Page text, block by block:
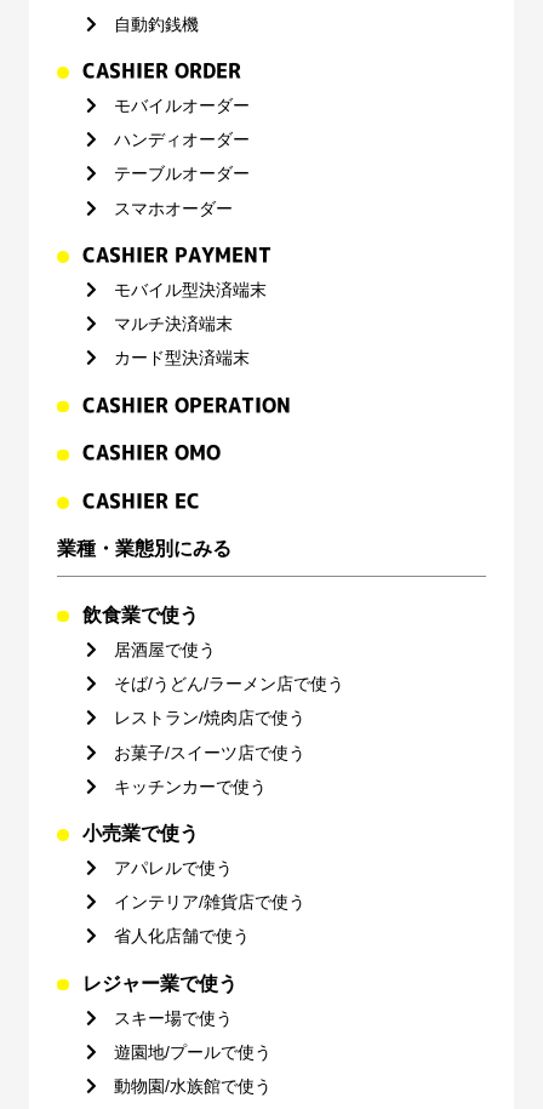
自動釣銭機
CASHIER ORDER
モバイルオーダー
ハンディオーダー
テーブルオーダー
スマホオーダー
CASHIER PAYMENT
モバイル型決済端末
マルチ決済端末
カード型決済端末
CASHIER OPERATION
CASHIER OMO
CASHIER EC
業種・業態別にみる
飲食業で使う
居酒屋で使う
そば/うどん/ラーメン店で使う
レストラン/焼肉店で使う
お菓子/スイーツ店で使う
キッチンカーで使う
小売業で使う
アパレルで使う
インテリア/雑貨店で使う
省人化店舗で使う
レジャー業で使う
スキー場で使う
遊園地/プールで使う
動物園/水族館で使う